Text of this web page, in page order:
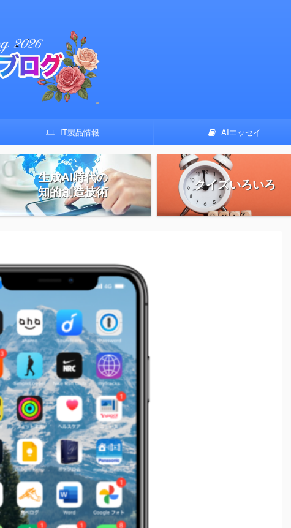
IT製品情報 AIエッセイ
生成AI時代の
知的創造技術
クイズいろいろ